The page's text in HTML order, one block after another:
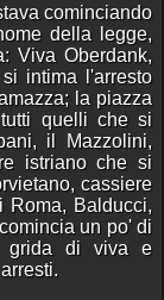
cominciando
della legge,
Viva Oberdank,
intima l'arresto
la piazza
quelli che si
il Mazzolini,
istriano che si
cassiere
Roma, Balducci,
un po' di
grida di viva e